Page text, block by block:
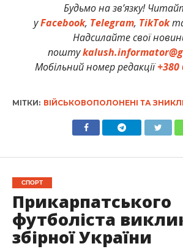
Будьмо на зв’язку!
уFacebook, Telegram, TikTok
Надсилайте свої
пошту
Мобільний номер редакції+380
МІТКИ: ВІЙСЬКОВОПОЛОНЕНІ ТА ЗНИКЛІ
СПОРТ
Прикарпатського
футболіста
збірної України